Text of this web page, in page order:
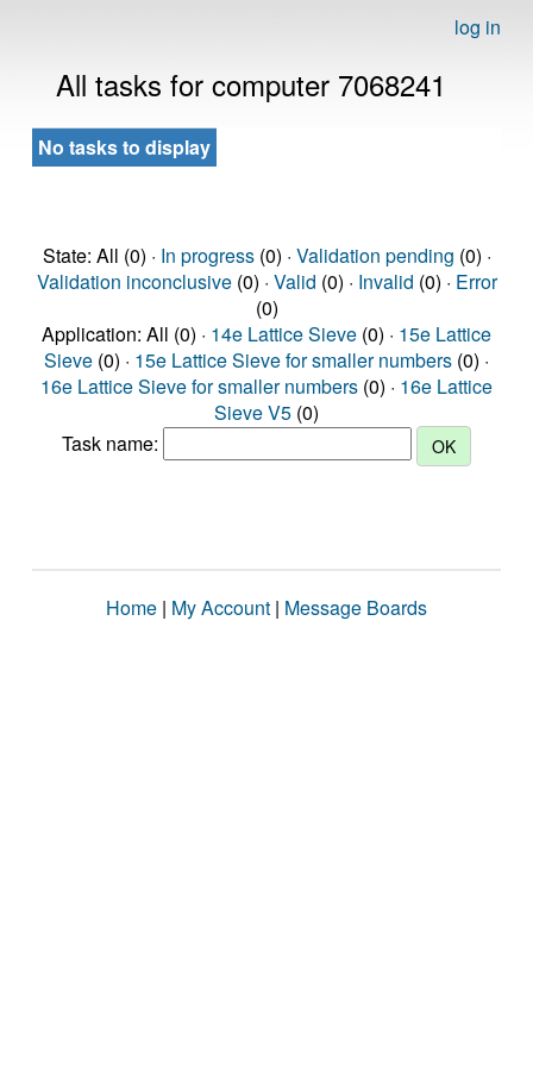
log in
All tasks for computer 7068241
No tasks to display
State: All (0) · In progress(0) · Validation pending (0) ·
Validation inconclusive(0) · Valid (0) · Invalid (0) · Error
(0)
Application: All (0) · 14e Lattice Sieve (0) · 15e Lattice
Sieve (0) · 15e Lattice Sieve for smaller numbers (0) ·
16e Lattice Sieve for smaller numbers (0) · 16e Lattice
Sieve V5 (0)
Task name:
Home | My Account | Message Boards